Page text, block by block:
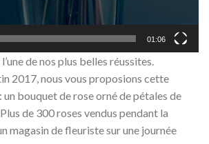
01:06
de nos plus belles réussites.
2017, nous vous proposions cette
bouquet de rose orné de pétales de
de 300 roses vendus pendant la
magasin de fleuriste sur une journée